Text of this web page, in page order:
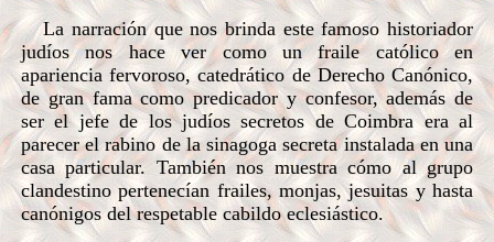
La narración que nos brinda este famoso historiador
judíos nos hace ver como un fraile católico en
apariencia fervoroso, catedrático de Derecho Canónico,
de gran fama como predicador y confesor, además de
ser el jefe de los judíos secretos de Coimbra era al
parecer el rabino de la sinagoga secreta instalada en una
casa particular. También nos muestra cómo al grupo
clandestino pertenecían frailes, monjas, jesuitas y hasta
canónigos del respetable cabildo eclesiástico.